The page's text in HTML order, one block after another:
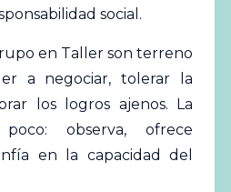
social.
en Taller son terreno
a negociar, tolerar la
los logros ajenos. La
observa, ofrece
en la capacidad del